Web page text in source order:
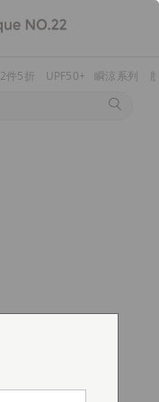
2件5折 UPF50+ 瞬涼系列